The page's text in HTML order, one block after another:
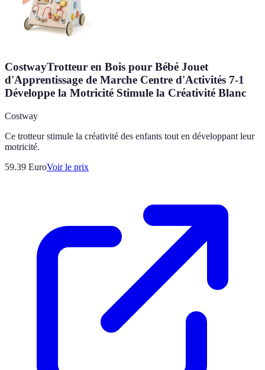
CostwayTrotteur en Bois pour Bébé Jouet
d'Apprentissage de Marche Centre d'Activités 7-1
Développe la Motricité Stimule la Créativité Blanc
Costway
Ce trotteur stimule la créativité des enfants tout en développant leur
motricité.
59.39 EuroVoir le prix